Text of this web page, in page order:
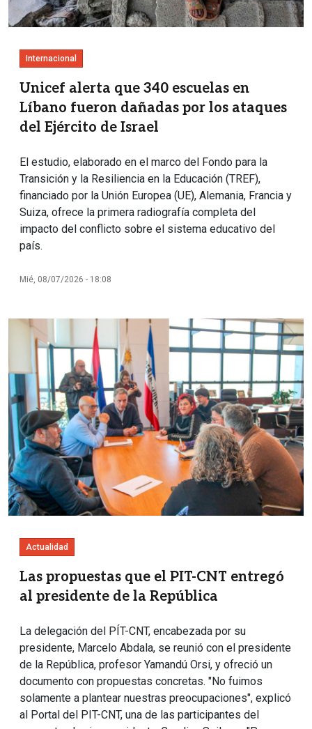
Internacional
Unicef alerta que 340 escuelas en
Líbano fueron dañadas por los ataques
del Ejército de Israel
El estudio, elaborado en el marco del Fondo para la
Transición y la Resiliencia en la Educación (TREF),
financiado por la Unión Europea (UE), Alemania, Francia y
Suiza, ofrece la primera radiografía completa del
impacto del conflicto sobre el sistema educativo del
país.
Mié, 08/07/2026 - 18:08
Imagen
Actualidad
Las propuestas que el PIT-CNT entregó
al presidente de la República
La delegación del PÍT-CNT, encabezada por su
presidente, Marcelo Abdala, se reunió con el presidente
de la República, profesor Yamandú Orsi, y ofreció un
documento con propuestas concretas. "No fuimos
solamente a plantear nuestras preocupaciones", explicó
al Portal del PIT-CNT, una de las participantes del